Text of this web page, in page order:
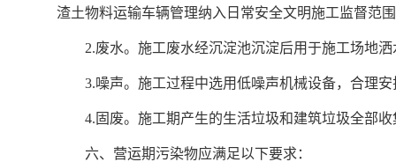
渣土物料运输车辆管理纳入日常安全文明施工监督范
2.废水。施工废水经沉淀池沉淀后用于施工场地
3.噪声。施工过程中选用低噪声机械设备，合理
4.固废。施工期产生的生活垃圾和建筑垃圾全部
六、营运期污染物应满足以下要求：